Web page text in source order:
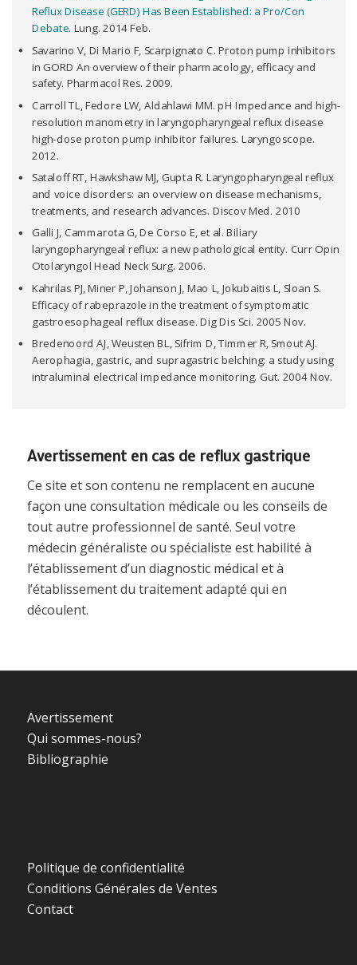
Reflux Disease (GERD) Has Been Established: a Pro/Con
Debate. Lung. 2014 Feb.
Savarino V, Di Mario F, Scarpignato C. Proton pump inhibitors
in GORD An overview of their pharmacology, efficacy and
safety. Pharmacol Res. 2009.
Carroll TL, Fedore LW, Aldahlawi MM. pH Impedance and high-
resolution manometry in laryngopharyngeal reflux disease
high-dose proton pump inhibitor failures. Laryngoscope.
2012.
Sataloff RT, Hawkshaw MJ, Gupta R. Laryngopharyngeal reflux
and voice disorders: an overview on disease mechanisms,
treatments, and research advances. Discov Med. 2010
Galli J, Cammarota G, De Corso E, et al. Biliary
laryngopharyngeal reflux: a new pathological entity. Curr Opin
Otolaryngol Head Neck Surg. 2006.
Kahrilas PJ, Miner P, Johanson J, Mao L, Jokubaitis L, Sloan S.
Efficacy of rabeprazole in the treatment of symptomatic
gastroesophageal reflux disease. Dig Dis Sci. 2005 Nov.
Bredenoord AJ, Weusten BL, Sifrim D, Timmer R, Smout AJ.
Aerophagia, gastric, and supragastric belching: a study using
intraluminal electrical impedance monitoring. Gut. 2004 Nov.
Avertissement en cas de reflux gastrique
Ce site et son contenu ne remplacent en aucune
façon une consultation médicale ou les conseils de
tout autre professionnel de santé. Seul votre
médecin généraliste ou spécialiste est habilité à
l’établissement d’un diagnostic médical et à
l’établissement du traitement adapté qui en
découlent.
Avertissement
Qui sommes-nous?
Bibliographie
Politique de confidentialité
Conditions Générales de Ventes
Contact